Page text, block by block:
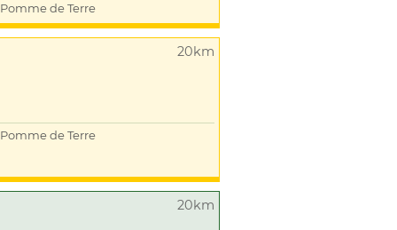
Pomme de Terre
20km
Pomme de Terre
20km